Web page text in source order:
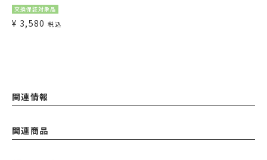
交換保証対象品
¥ 3,580 税込
関連情報
関連商品